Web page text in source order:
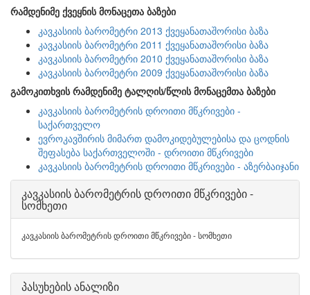
რამდენიმე ქვეყნის მონაცეთა ბაზები
კავკასიის ბარომეტრი 2013 ქვეყანათაშორისი ბაზა
კავკასიის ბარომეტრი 2011 ქვეყანათაშორისი ბაზა
კავკასიის ბარომეტრი 2010 ქვეყანათაშორისი ბაზა
კავკასიის ბარომეტრი 2009 ქვეყანათაშორისი ბაზა
გამოკითხვის რამდენიმე ტალღის/წლის მონაცემთა ბაზები
კავკასიის ბარომეტრის დროითი მწკრივები -
საქართველო
ევროკავშირის მიმართ დამოკიდებულებისა და ცოდნის
შეფასება საქართველოში - დროითი მწკრივები
კავკასიის ბარომეტრის დროითი მწკრივები - აზერბაიჯანი
კავკასიის ბარომეტრის დროითი მწკრივები -
სომხეთი
კავკასიის ბარომეტრის დროითი მწკრივები - სომხეთი
პასუხების ანალიზი